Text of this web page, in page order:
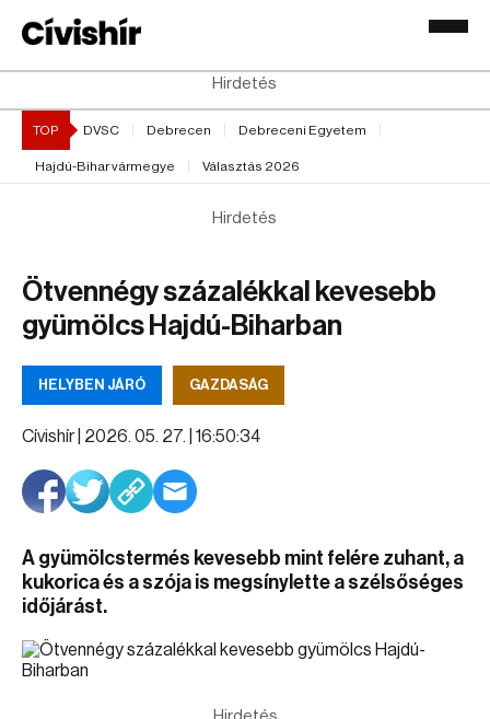
Hirdetés
TOP DVSC Debrecen Debreceni Egyetem
Hajdú-Bihar vármegye Választás 2026
Hirdetés
Ötvennégy százalékkal kevesebb
gyümölcs Hajdú-Biharban
HELYBEN JÁRÓ GAZDASÁG
Cívishír | 2026. 05. 27. | 16:50:34
A gyümölcstermés kevesebb mint felére zuhant, a
kukorica és a szója is megsínylette a szélsőséges
időjárást.